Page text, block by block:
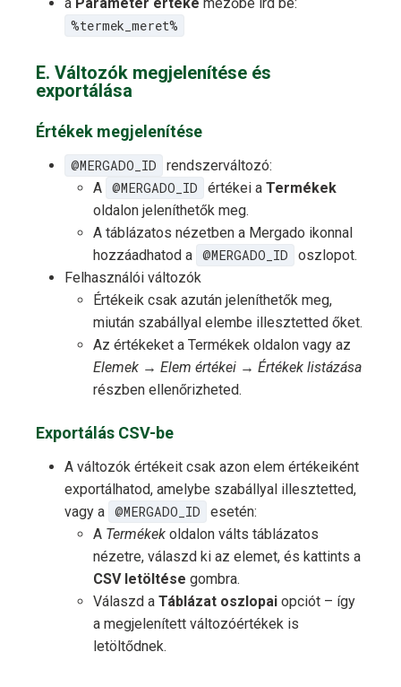
%termek_meret%
E. Változók megjelenítése és
exportálása
Értékek megjelenítése
@MERGADO_ID
rendszerváltozó:
A @MERGADO_ID értékei a Termékek
oldalon jeleníthetők meg.
A táblázatos nézetben a Mergado ikonnal
hozzáadhatod a @MERGADO_ID
oszlopot.
Felhasználói változók
Értékeik csak azután jeleníthetők meg,
miután szabállyal elembe illesztetted őket.
Az értékeket a Termékek oldalon vagy az
Elemek → Elem értékei → Értékek listázása
részben ellenőrizheted.
Exportálás CSV-be
A változók értékeit csak azon elem értékeiként
exportálhatod, amelybe szabállyal illesztetted,
vagy a @MERGADO_ID
esetén:
A Termékek oldalon válts táblázatos
nézetre, válaszd ki az elemet, és kattints a
CSV letöltése gombra.
Válaszd a Táblázat oszlopai opciót – így
a megjelenített változóértékek is
letöltődnek.